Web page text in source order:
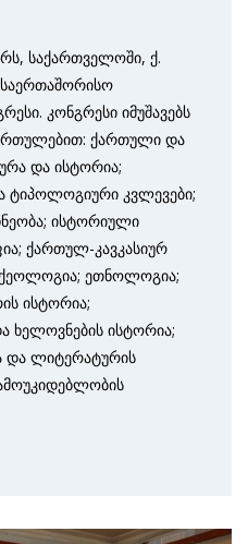
საქართველოში, ქ.
კონგრესი იმუშავებს
ქართული და
და ისტორია;
ტიპოლოგიური კვლევები;
ისტორიული
ქართულ-კავკასიურ
ეთნოლოგია;
ისტორია;
ხელოვნების ისტორია;
და ლიტერატურის